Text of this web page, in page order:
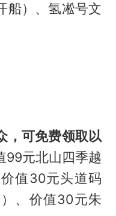
船）、氢凇号文
，可免费领取以
99元北山四季越
值30元头道码
、价值30元朱